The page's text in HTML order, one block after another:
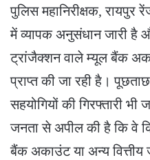
​पुलिस महानिरीक्षक, रायपुर
में व्यापक अनुसंधान जारी है
ट्रांजैक्शन वाले म्यूल बैंक
प्राप्त की जा रही है।
सहयोगियों की गिरफ्तारी
जनता से अपील की है कि वे
बैंक अकाउंट या अन्य